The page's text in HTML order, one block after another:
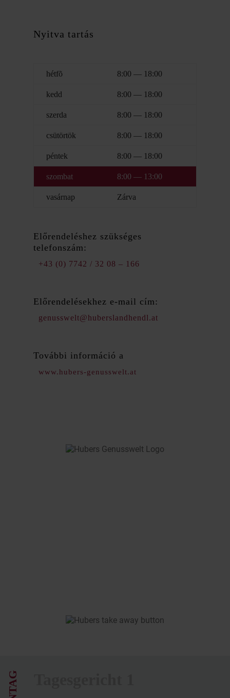
Nyitva tartás
hétfõ 8:00 — 18:00
kedd 8:00 — 18:00
szerda 8:00 — 18:00
csütörtök 8:00 — 18:00
péntek 8:00 — 18:00
szombat 8:00 — 13:00
vasárnap Zárva
Előrendeléshez szükséges
telefonszám:
+43 (0) 7742 / 32 08 – 166
Előrendelésekhez e-mail cím:
genusswelt@huberslandhendl.at
További információ a
www.hubers-genusswelt.at